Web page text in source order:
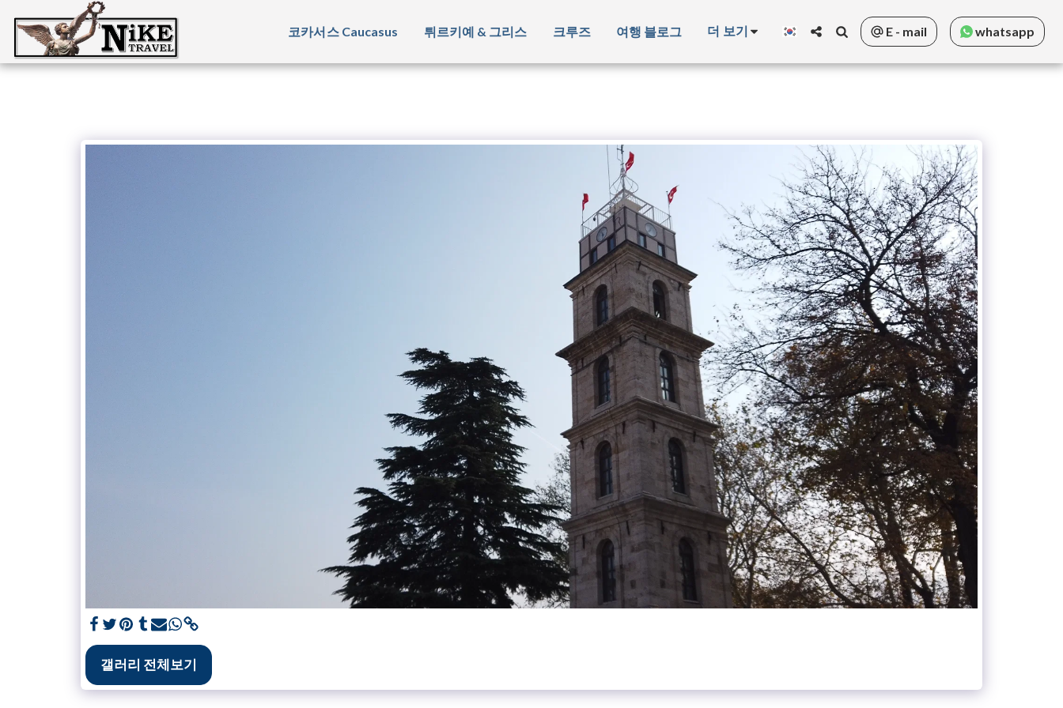
코카서스 Caucasus 튀르키예 & 그리스 크루즈 여행 블로그 더 보기 E - mail whatsapp
갤러리 전체보기